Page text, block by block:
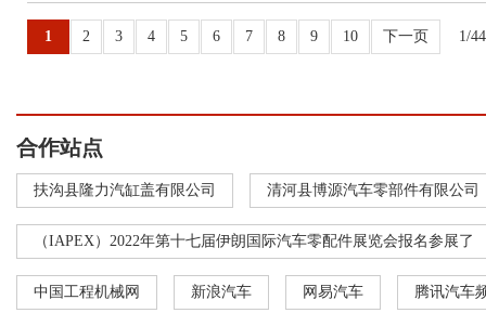
1 2 3 4 5 6 7 8 9 10 下一页 1/
合作站点
扶沟县隆力汽缸盖有限公司 清河县博源汽车零部件有限公司
（IAPEX）2022年第十七届伊朗国际汽车零配件展览会报名参展了
中国工程机械网 新浪汽车 网易汽车 腾讯汽车